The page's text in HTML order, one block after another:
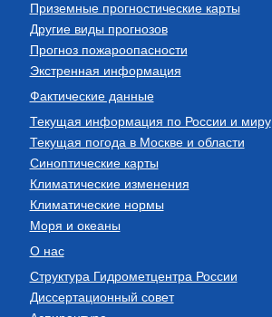
Приземные прогностические карты
Другие виды прогнозов
Прогноз пожароопасности
Экстренная информация
Фактические данные
Текущая информация по России и миру
Текущая погода в Москве и области
Синоптические карты
Климатические изменения
Климатические нормы
Моря и океаны
О нас
Структура Гидрометцентра России
Диссертационный совет